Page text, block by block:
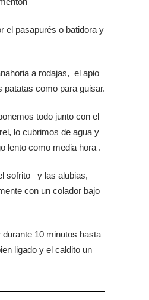
el pasapurés o batidora y
a rodajas, el apio
patatas como para guisar.
todo junto con el
lo cubrimos de agua y
lento como media hora .
sofrito y las alubias,
con un colador bajo
10 minutos hasta
ligado y el caldito un